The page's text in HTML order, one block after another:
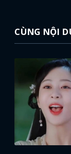
CÙNG NỘI